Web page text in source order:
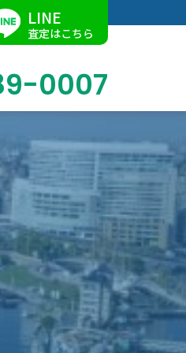
ログ
Facebook
軸買取
磁器・陶器買取
術品・古美術品買取
舗での買取
事買取
古屋店
人情報
LINE
査定はこちら
0007